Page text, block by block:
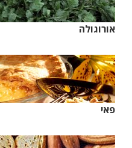
אורוגולה
פאי